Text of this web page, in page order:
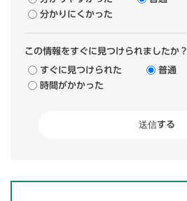
分かりにくかった
この情報をすぐに見つけられましたか？
すぐに見つけられた
普通
時間がかかった